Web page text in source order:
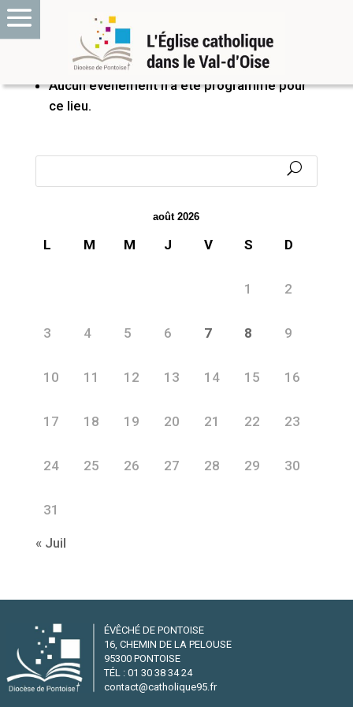
PROCHAINS ÉVÉNEMENTS
Aucun événement n’a été programmé pour
ce lieu.
août 2026
L M M J V S D
1 2
3 4 5 6 7 8 9
10 11 12 13 14 15 16
17 18 19 20 21 22 23
24 25 26 27 28 29 30
31
« Juil
ÉVÊCHÉ DE PONTOISE
16, CHEMIN DE LA PELOUSE
95300 PONTOISE
TÉL : 01 30 38 34 24
contact@catholique95.fr